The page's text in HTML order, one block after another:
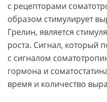
с рецепторами
образом стимулирует
Грелин, является
роста. Сигнал, который
с сигналом
гормона и
время и количество